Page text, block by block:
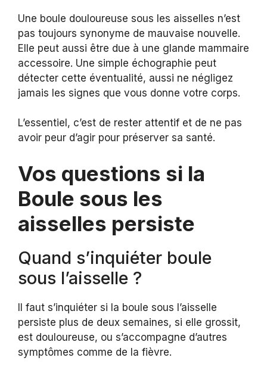
Une boule douloureuse sous les aisselles n’est
pas toujours synonyme de mauvaise nouvelle.
Elle peut aussi être due à une glande mammaire
accessoire. Une simple échographie peut
détecter cette éventualité, aussi ne négligez
jamais les signes que vous donne votre corps.
L’essentiel, c’est de rester attentif et de ne pas
avoir peur d’agir pour préserver sa santé.
Vos questions si la
Boule sous les
aisselles persiste
Quand s’inquiéter boule
sous l’aisselle ?
Il faut s’inquiéter si la boule sous l’aisselle
persiste plus de deux semaines, si elle grossit,
est douloureuse, ou s’accompagne d’autres
symptômes comme de la fièvre.